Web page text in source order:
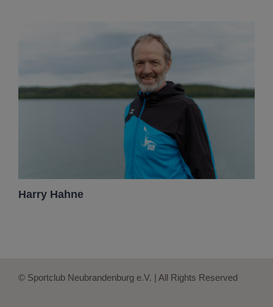
Harry Hahne
© Sportclub Neubrandenburg e.V. | All Rights Reserved